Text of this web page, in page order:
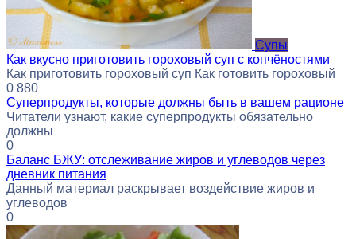
Супы
Как вкусно приготовить гороховый суп с копчёностями
Как приготовить гороховый суп Как готовить гороховый
0 880
Суперпродукты, которые должны быть в вашем рационе
Читатели узнают, какие суперпродукты обязательно
должны
0
Баланс БЖУ: отслеживание жиров и углеводов через
дневник питания
Данный материал раскрывает воздействие жиров и
углеводов
0